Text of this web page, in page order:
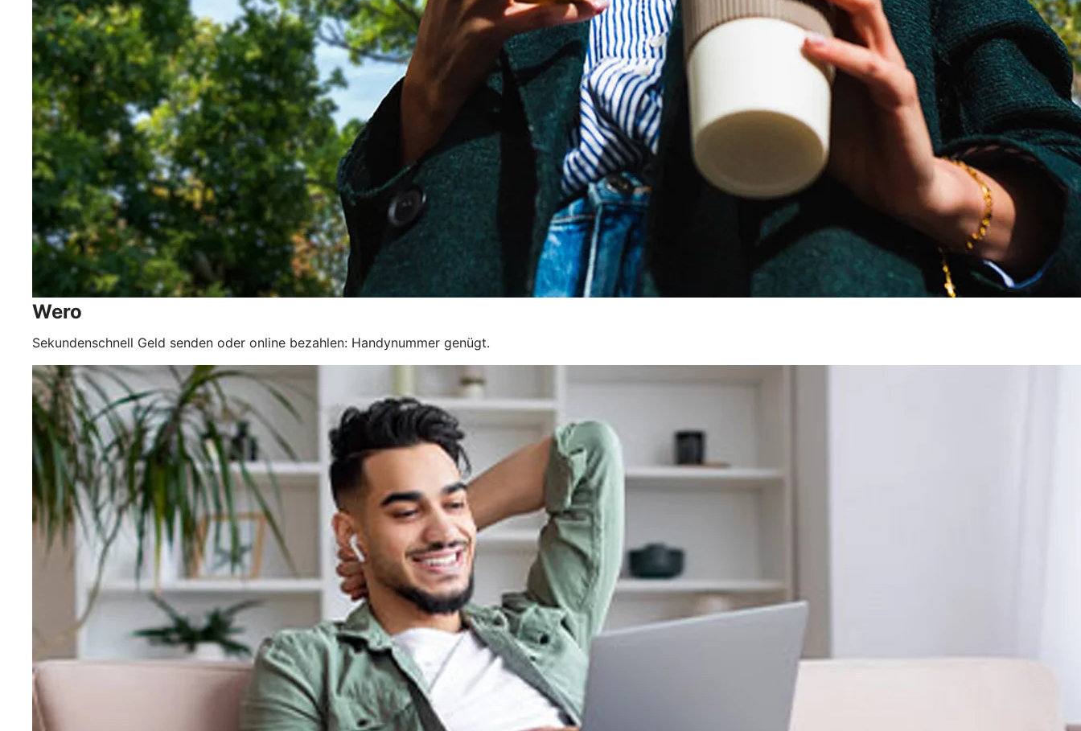
Wero
Sekundenschnell Geld senden oder online bezahlen: Handynummer genügt.